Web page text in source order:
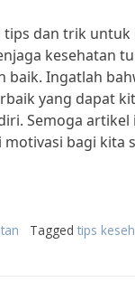
dan trik untuk
kesehatan
baik. Ingatlah
yang dapat
Semoga
motivasi bagi kita
Tagged tips